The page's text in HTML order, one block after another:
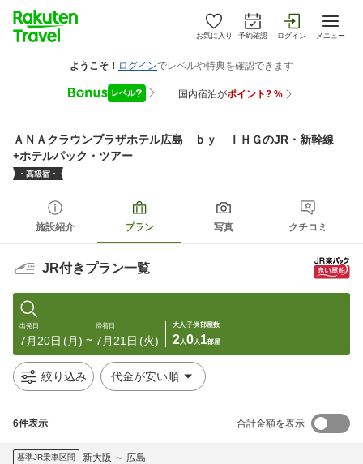
お気に入り 予約確認 ログイン メニュー
ＡＮＡクラウンプラザホテル広島 ｂｙ ＩＨＧのJR・新幹線
+ホテルパック・ツアー
施設紹介 プラン 写真 クチコミ
JR付きプラン一覧
出発日
7月20日 (月) 〜
帰着日
7月21日 (火)
大人
2人
子供
0人
部屋数
1部屋
絞り込み 代金が安い順
6件表示 合計金額を表示
基準JR乗車区間 新大阪 ～ 広島